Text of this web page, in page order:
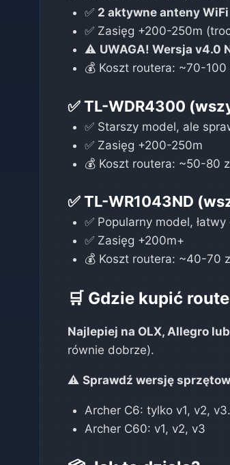
✅ 2 aktywne anteny WiFi
✅ Zasięg +200-250m
⚠️ UWAGA! Wersja v4.0
💰 Koszt routera: ~70-100
✅TL-WDR4300
✅ Starszy model, ale
✅ Zasięg +200-250m
💰 Koszt routera: ~50-80
✅TL-WR1043ND
✅ Popularny model,
✅ Zasięg +200m+
💰 Koszt routera: ~40-70
🛒 Gdzie kupić
Najlepiej na OLX, Allegro
równie dobrze).
⚠️ Sprawdź wersję
Archer C6: tylko v1, v2,
Archer C60: v1, v2, v3